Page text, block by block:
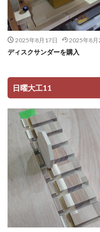
2025年8月17日 2025年8月
ディスクサンダーを購入
日曜大工11